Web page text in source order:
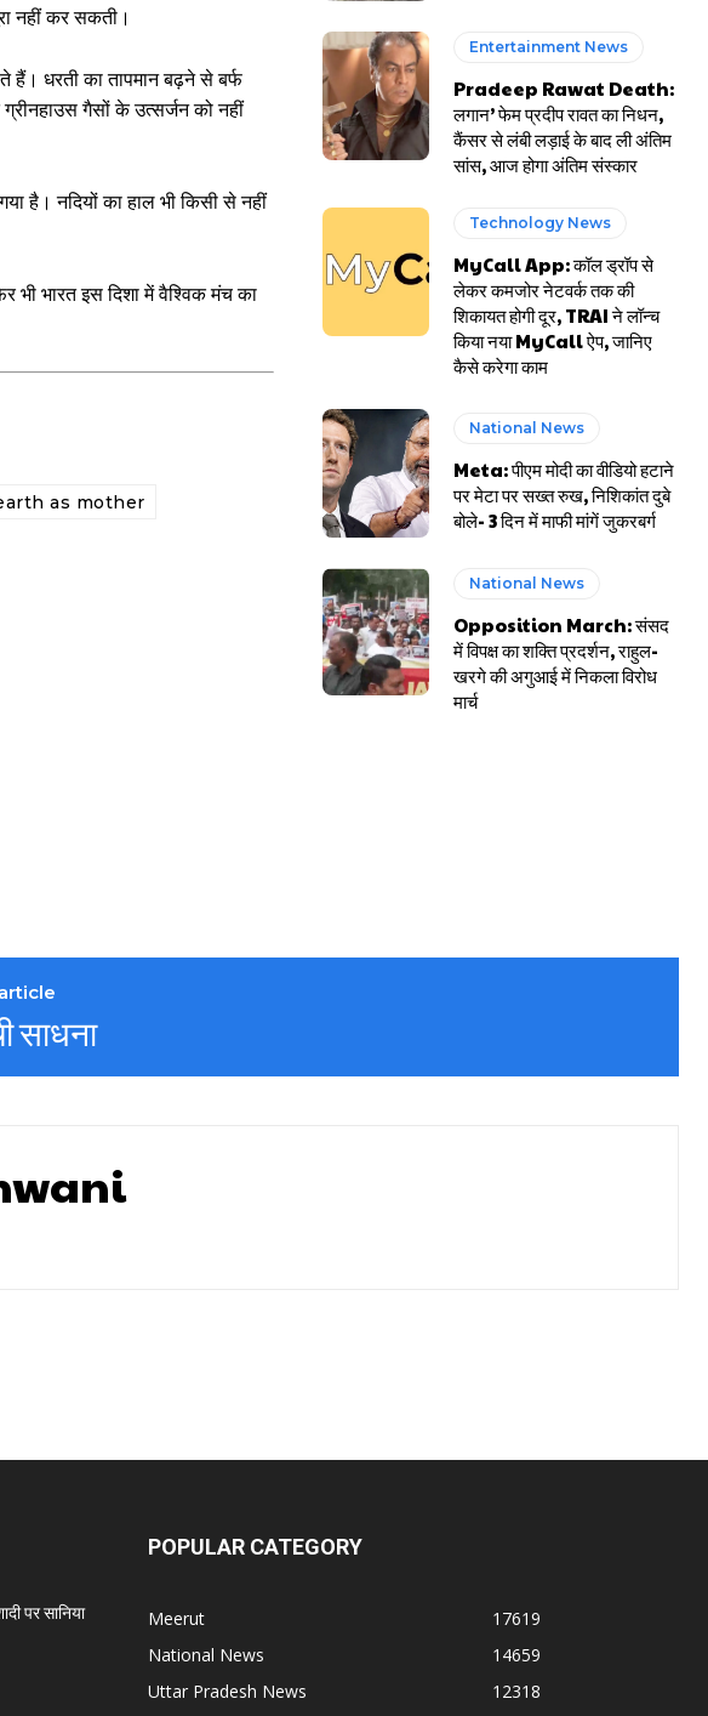
नहीं कर सकती।
हैं। धरती का तापमान बढ़ने से बर्फ
गैसों के उत्सर्जन को नहीं
है। नदियों का हाल भी किसी से नहीं
भी भारत इस दिशा में वैश्विक मंच का
as mother
Entertainment News
Pradeep Rawat Death:
लगान’ फेम प्रदीप रावत का निधन,
कैंसर से लंबी लड़ाई के बाद ली अंतिम
सांस, आज होगा अंतिम संस्कार
Technology News
MyCall App: कॉल ड्रॉप से
लेकर कमजोर नेटवर्क तक की
शिकायत होगी दूर, TRAI ने लॉन्च
किया नया MyCall ऐप, जानिए
कैसे करेगा काम
National News
Meta: पीएम मोदी का वीडियो हटाने
पर मेटा पर सख्त रुख, निशिकांत दुबे
बोले- 3 दिन में माफी मांगें जुकरबर्ग
National News
Opposition March: संसद
में विपक्ष का शक्ति प्रदर्शन, राहुल-
खरगे की अगुआई में निकला विरोध
मार्च
साधना
पर सानिया
POPULAR CATEGORY
Meerut
17619
National News
14659
Uttar Pradesh News
12318